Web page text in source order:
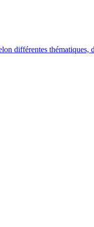
différentes thématiques,